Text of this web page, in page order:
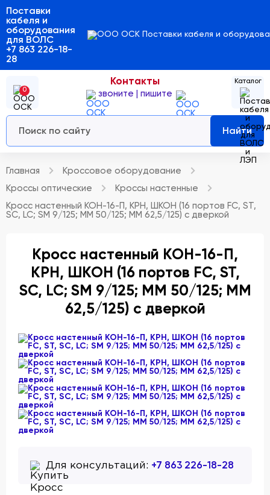
Поставки
кабеля и
оборудования
для ВОЛС
+7 863 226-18-
28
0
Контакты
звоните | пишите
Найти
Главная
Кроссовое оборудование
Кроссы оптические
Кроссы настенные
Кросс настенный КОН-16-П, КРН, ШКОН (16 портов FC, ST,
SC, LC; SM 9/125; MM 50/125; MM 62,5/125) с дверкой
Кросс настенный КОН-16-П,
КРН, ШКОН (16 портов FC, ST,
SC, LC; SM 9/125; MM 50/125; MM
62,5/125) с дверкой
Для консультаций: +7 863 226-18-28